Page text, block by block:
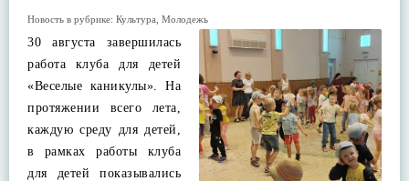
Новость в рубрике: Культура Молодежь
30 августа завершилась
работа клуба для детей
«Веселые каникулы». На
протяжении всего лета,
каждую среду для детей,
в рамках работы клуба
для детей показывались